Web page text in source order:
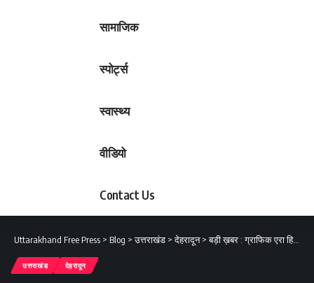
सामाजिक
स्पोर्ट्स
स्वास्थ्य
वीडियो
Contact Us
Uttarakhand Free Press > Blog >उत्तराखंड >देहरादून>बड़ी ख़बर : ग्राफिक एरा हिल यूनिवर्सिटी में हजारों छात्र छात्राओं के साथ गाती झूमती नेहा कक्कड़
उत्तराखंड देहरादून